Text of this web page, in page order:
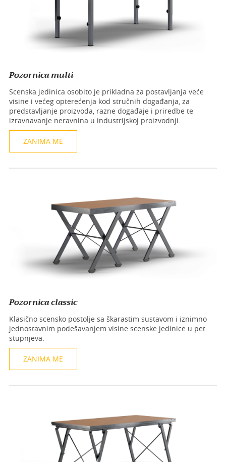
Pozornica multi
Scenska jedinica osobito je prikladna za postavljanja veće
visine i većeg opterećenja kod stručnih događanja, za
predstavljanje proizvoda, razne događaje i priredbe te
izravnavanje neravnina u industrijskoj proizvodnji.
ZANIMA ME
Pozornica classic
Klasično scensko postolje sa škarastim sustavom i iznimno
jednostavnim podešavanjem visine scenske jedinice u pet
stupnjeva.
ZANIMA ME